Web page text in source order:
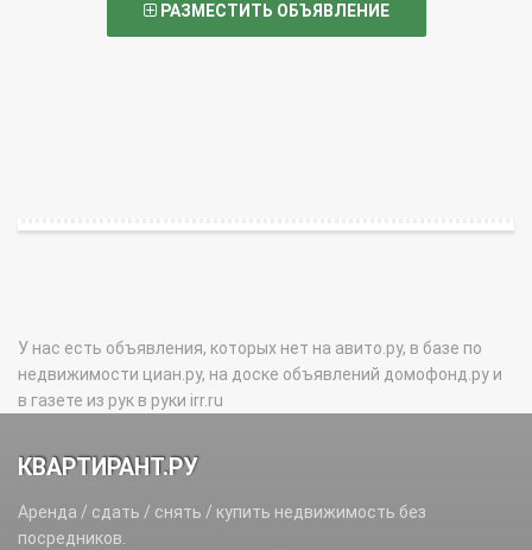
РАЗМЕСТИТЬ ОБЪЯВЛЕНИЕ
У нас есть объявления, которых нет на авито.ру, в базе по
недвижимости циан.ру, на доске объявлений домофонд.ру и
в газете из рук в руки irr.ru
КВАРТИРАНТ.РУ
Аренда / сдать / снять / купить недвижимость без
посредников.